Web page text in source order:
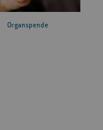
Organspende